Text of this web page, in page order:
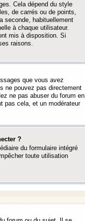
Cela dépend du style
de carrés ou de points,
seconde, habituellement
à chaque utilisateur.
mis à disposition. Si
raisons.
que vous avez
ne pouvez pas directement
ne pas abuser du forum en
pas cela, et un modérateur
?
du formulaire intégré
toute utilisation